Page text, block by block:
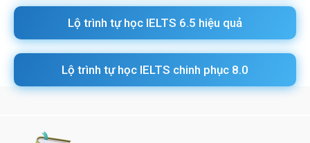
Lộ trình tự học IELTS 6.5 hiệu quả
Lộ trình tự học IELTS chinh phục 8.0